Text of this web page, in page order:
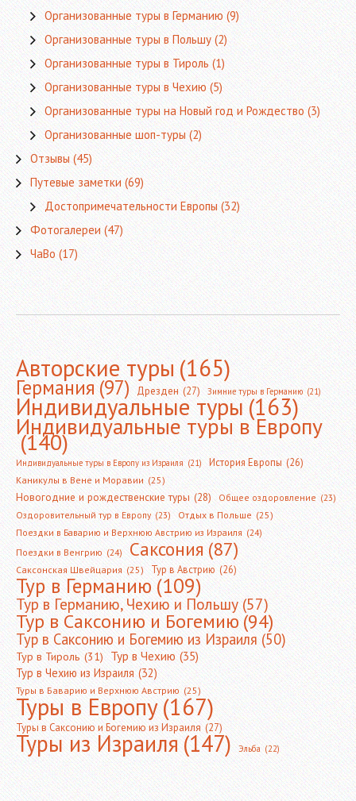
Организованные туры в Германию(9)
Организованные туры в Польшу(2)
Организованные туры в Тироль(1)
Организованные туры в Чехию(5)
Организованные туры на Новый год и Рождество(3)
Организованные шоп-туры(2)
Отзывы(45)
Путевые заметки(69)
Достопримечательности Европы(32)
Фотогалереи(47)
ЧаВо(17)
Авторские туры(165)
Германия(97) Дрезден (27) Зимние туры в Германию (21)
Индивидуальные туры(163)
Индивидуальные туры в Европу
(140)
Индивидуальные туры в Европу из Израиля (21) История Европы (26)
Каникулы в Вене и Моравии (25)
Новогодние и рождественские туры (28) Общее оздоровление (23)
Оздоровительный тур в Европу (23) Отдых в Польше (25)
Поездки в Баварию и Верхнюю Австрию из Израиля (24)
Поездки в Венгрию (24) Саксония(87)
Саксонская Швейцария (25) Тур в Австрию (26)
Тур в Германию(109)
Тур в Германию, Чехию и Польшу (57)
Тур в Саксонию и Богемию(94)
Тур в Саксонию и Богемию из Израиля (50)
Тур в Тироль (31) Тур в Чехию (35)
Тур в Чехию из Израиля (32)
Туры в Баварию и Верхнюю Австрию (25)
Туры в Европу(167)
Туры в Саксонию и Богемию из Израиля (27)
Туры из Израиля(147) Эльба (22)